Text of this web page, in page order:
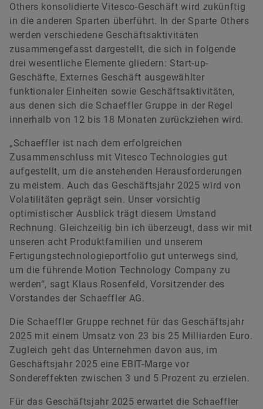
Others konsolidierte Vitesco-Geschäft wird zukünftig
in die anderen Sparten überführt. In der Sparte Others
werden verschiedene Geschäftsaktivitäten
zusammengefasst dargestellt, die sich in folgende
drei wesentliche Elemente gliedern: Start-up-
Geschäfte, Externes Geschäft ausgewählter
funktionaler Einheiten sowie Geschäftsaktivitäten,
aus denen sich die Schaeffler Gruppe in der Regel
innerhalb von 12 bis 18 Monaten zurückziehen wird.
„Schaeffler ist nach dem erfolgreichen
Zusammenschluss mit Vitesco Technologies gut
aufgestellt, um die anstehenden Herausforderungen
zu meistern. Auch das Geschäftsjahr 2025 wird von
Volatilitäten geprägt sein. Unser vorsichtig
optimistischer Ausblick trägt diesem Umstand
Rechnung. Gleichzeitig bin ich überzeugt, dass wir mit
unseren acht Produktfamilien und unserem
Fertigungstechnologieportfolio gut unterwegs sind,
um die führende Motion Technology Company zu
werden“, sagt Klaus Rosenfeld, Vorsitzender des
Vorstandes der Schaeffler AG.
Die Schaeffler Gruppe rechnet für das Geschäftsjahr
2025 mit einem Umsatz von 23 bis 25 Milliarden Euro.
Zugleich geht das Unternehmen davon aus, im
Geschäftsjahr 2025 eine EBIT-Marge vor
Sondereffekten zwischen 3 und 5 Prozent zu erzielen.
Für das Geschäftsjahr 2025 erwartet die Schaeffler